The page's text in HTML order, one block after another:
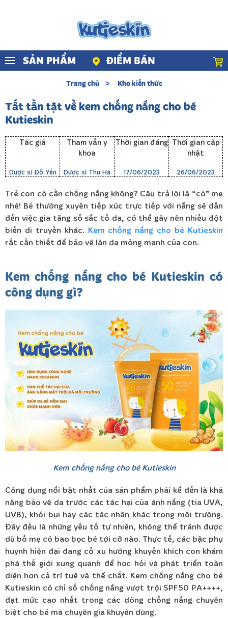
Skip to main content
SẢN PHẨM ĐIỂM BÁN
Trang chủ Kho kiến thức
Tất tần tật về kem chống nắng cho bé
Kutieskin
Tác giả
Dược sĩ Đỗ Yến
Tham vấn y
khoa
Dược sĩ Thu Hà
Thời gian đăng
17/06/2023
Thời gian cập
nhật
26/06/2023
Trẻ con có cần chống nắng không? Câu trả lời là “có” mẹ
nhé! Bé thường xuyên tiếp xúc trực tiếp với nắng sẽ dẫn
đến việc gia tăng số sắc tố da, có thể gây nên nhiều đột
biến di truyền khác. Kem chống nắng cho bé Kutieskin
rất cần thiết để bảo vệ làn da mỏng manh của con.
Kem chống nắng cho bé Kutieskin có
công dụng gì?
Kem chống nắng cho bé Kutieskin
Công dụng nổi bật nhất của sản phẩm phải kể đến là khả
năng bảo vệ da trước các tác hại của ánh nắng (tia UVA,
UVB), khói bụi hay các tác nhân khác trong môi trường.
Đây đều là những yếu tố tự nhiên, không thể tránh được
dù bố mẹ có bao bọc bé tới cỡ nào. Thực tế, các bậc phụ
huynh hiện đại đang cố xu hướng khuyến khích con khám
phá thế giới xung quanh để học hỏi và phát triển toàn
diện hơn cả trí tuệ và thể chất. Kem chống nắng cho bé
Kutieskin có chỉ số chống nắng vượt trội SPF50 PA++++,
đạt mức cao nhất trong các dòng chống nắng chuyên
biệt cho bé mà chuyên gia khuyên dùng.